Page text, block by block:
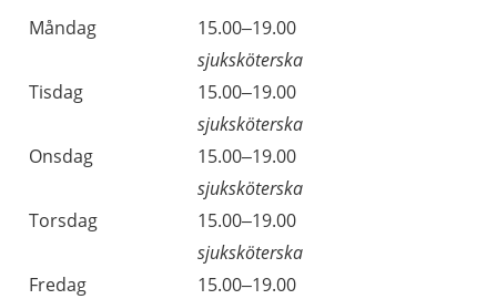
Måndag
15.00–19.00
sjuksköterska
Tisdag
15.00–19.00
sjuksköterska
Onsdag
15.00–19.00
sjuksköterska
Torsdag
15.00–19.00
sjuksköterska
Fredag
15.00–19.00